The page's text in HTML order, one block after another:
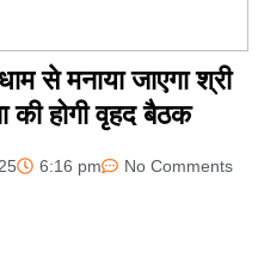
से मनाया जाएगा श्री
की होगी वृहद बैठक
6:16 pm No Comments